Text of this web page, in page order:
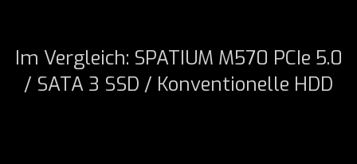
Im Vergleich: SPATIUM M570 PCIe 5.0
/ SATA 3 SSD / Konventionelle HDD